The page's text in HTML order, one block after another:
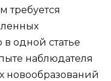
требуется
одной статье
наблюдателя
новообразований